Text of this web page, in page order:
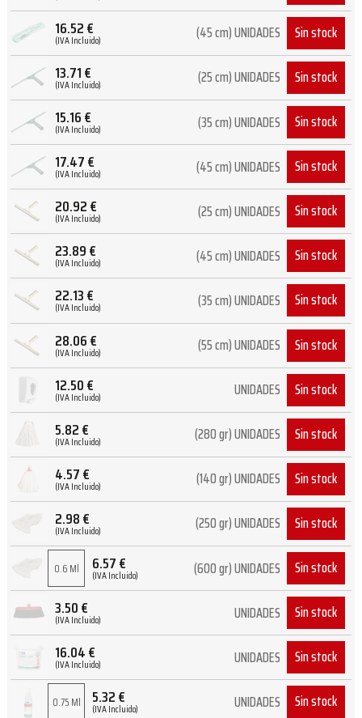
16.52€
(IVA Incluido) (45 cm) UNIDADES Sin stock
13.71€
(IVA Incluido) (25 cm) UNIDADES Sin stock
15.16€
(IVA Incluido) (35 cm) UNIDADES Sin stock
17.47€
(IVA Incluido) (45 cm) UNIDADES Sin stock
20.92€
(IVA Incluido) (25 cm) UNIDADES Sin stock
23.89€
(IVA Incluido) (45 cm) UNIDADES Sin stock
22.13€
(IVA Incluido) (35 cm) UNIDADES Sin stock
28.06€
(IVA Incluido) (55 cm) UNIDADES Sin stock
12.50€
(IVA Incluido) UNIDADES Sin stock
5.82€
(IVA Incluido) (280 gr) UNIDADES Sin stock
4.57€
(IVA Incluido) (140 gr) UNIDADES Sin stock
2.98€
(IVA Incluido) (250 gr) UNIDADES Sin stock
0.6 Ml 6.57€
(IVA Incluido) (600 gr) UNIDADES Sin stock
3.50€
(IVA Incluido) UNIDADES Sin stock
16.04€
(IVA Incluido) UNIDADES Sin stock
0.75 Ml 5.32€
(IVA Incluido) UNIDADES Sin stock